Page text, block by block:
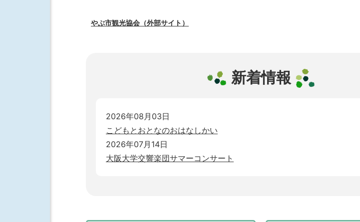
やぶ市観光協会（外部サイト）
新着情報
2026年08月03日
こどもとおとなのおはなしかい
2026年07月14日
大阪大学交響楽団サマーコンサート